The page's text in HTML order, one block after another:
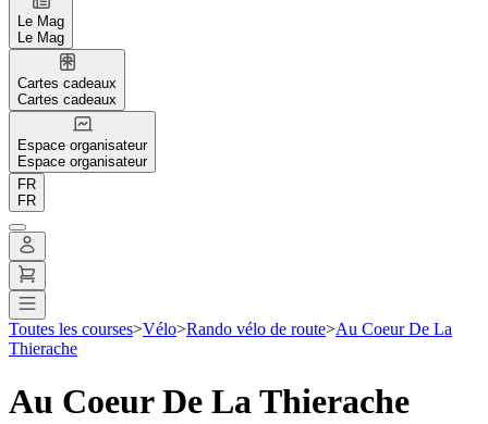
Le Mag
Le Mag
Cartes cadeaux
Cartes cadeaux
Espace organisateur
Espace organisateur
FR
FR
Toutes les courses>Vélo>Rando vélo de route>Au Coeur De La
Thierache
Au Coeur De La Thierache